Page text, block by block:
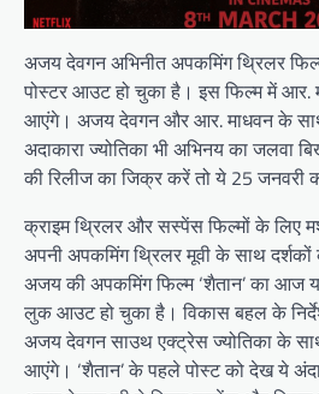
अजय देवगन अभिनीत अपकमिंग थ्रिलर
पोस्टर आउट हो चुका है। इस फिल्म में आर.
आएंगे। अजय देवगन और आर. माधवन के
अदाकारा ज्योतिका भी अभिनय का जलवा
की रिलीज का जिक्र करें तो ये 25 जनवरी
क्राइम थ्रिलर और सस्पेंस फिल्मों के लिए
अपनी अपकमिंग थ्रिलर मूवी के साथ
अजय की अपकमिंग फिल्म ‘शैतान’ का आज
लुक आउट हो चुका है। विकास बहल के
अजय देवगन साउथ एक्ट्रेस ज्योतिका के
आएंगे। ‘शैतान’ के पहले पोस्ट को देख ये